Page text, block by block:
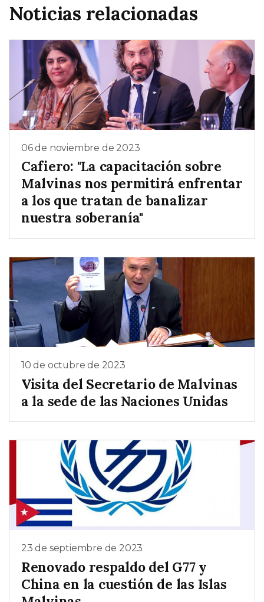
Noticias relacionadas
06 de noviembre de 2023
Cafiero: "La capacitación sobre
Malvinas nos permitirá enfrentar
a los que tratan de banalizar
nuestra soberanía"
10 de octubre de 2023
Visita del Secretario de Malvinas
a la sede de las Naciones Unidas
23 de septiembre de 2023
Renovado respaldo del G77 y
China en la cuestión de las Islas